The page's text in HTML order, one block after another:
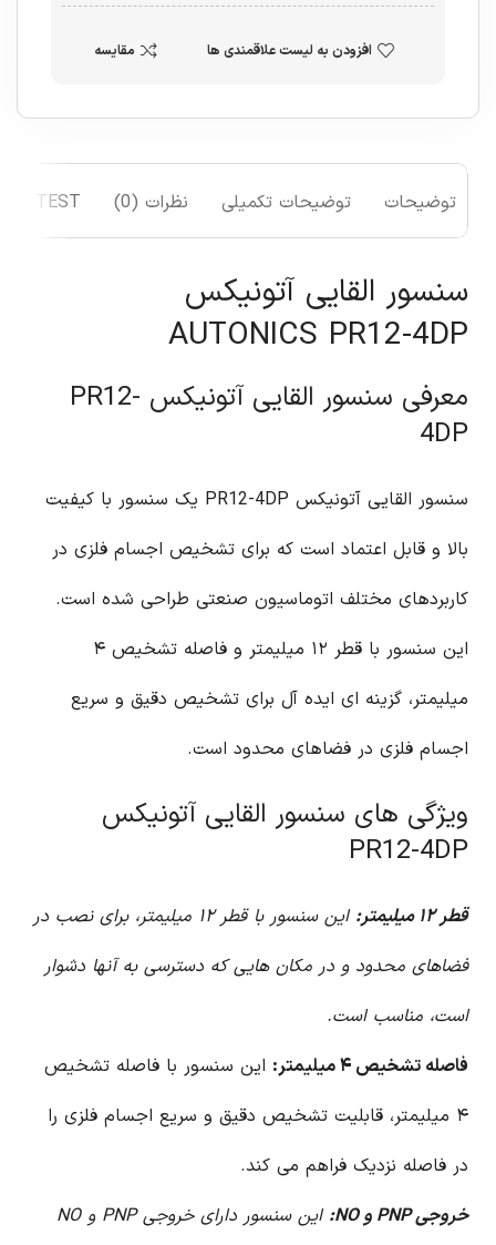
افزودن به لیست علاقمندی ها مقایسه
توضیحات توضیحات تکمیلی نظرات (0) TEST
سنسور القایی آتونیکس
AUTONICS PR12-4DP
معرفی سنسور القایی آتونیکس PR12-
4DP
سنسور القایی آتونیکس PR12-4DP یک سنسور با کیفیت
بالا و قابل اعتماد است که برای تشخیص اجسام فلزی در
کاربردهای مختلف اتوماسیون صنعتی طراحی شده است.
این سنسور با قطر ۱۲ میلیمتر و فاصله تشخیص ۴
میلیمتر، گزینه ای ایده آل برای تشخیص دقیق و سریع
اجسام فلزی در فضاهای محدود است.
ویژگی های سنسور القایی آتونیکس
PR12-4DP
قطر ۱۲ میلیمتر:
این سنسور با قطر ۱۲ میلیمتر، برای نصب در
فضاهای محدود و در مکان هایی که دسترسی به آنها دشوار
است، مناسب است.
فاصله تشخیص ۴ میلیمتر:
این سنسور با فاصله تشخیص
۴ میلیمتر، قابلیت تشخیص دقیق و سریع اجسام فلزی را
در فاصله نزدیک فراهم می کند.
خروجی PNP و NO:
این سنسور دارای خروجی PNP و NO